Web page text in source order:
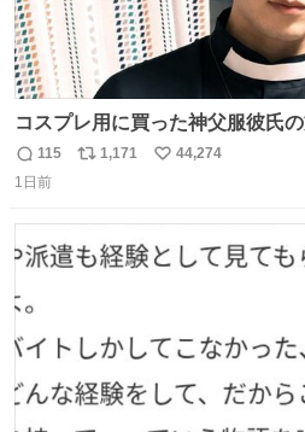
コスプレ用に買った神父服彼氏
返
信
115
リ
ト
数
1,171
い
数
44,274
1日前